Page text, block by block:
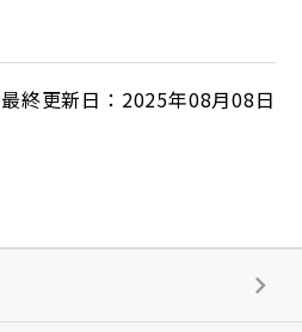
最終更新日：2025年08月08日